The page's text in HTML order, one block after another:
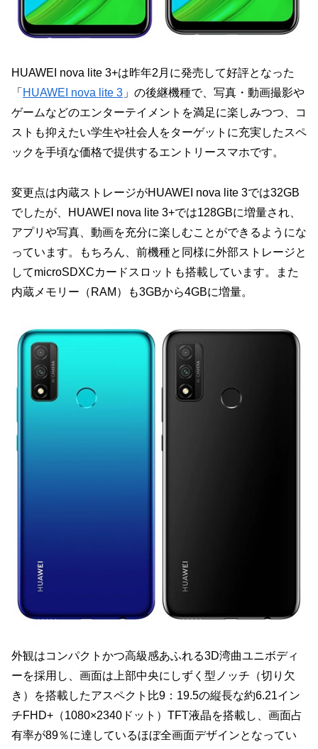
HUAWEI nova lite 3+は昨年2月に発売して好評となった
「 HUAWEI nova lite 3 」の後継機種で、写真・動画撮影や
ゲームなどのエンターテイメントを満足に楽しみつつ、コ
ストも抑えたい学生や社会人をターゲットに充実したスペ
ックを手頃な価格で提供するエントリースマホです。
変更点は内蔵ストレージがHUAWEI nova lite 3では32GB
でしたが、HUAWEI nova lite 3+では128GBに増量され、
アプリや写真、動画を充分に楽しむことができるようにな
っています。もちろん、前機種と同様に外部ストレージと
してmicroSDXCカードスロットも搭載しています。また
内蔵メモリー（RAM）も3GBから4GBに増量。
外観はコンパクトかつ高級感あふれる3D湾曲ユニボディ
ーを採用し、画面は上部中央にしずく型ノッチ（切り欠
き）を搭載したアスペクト比9：19.5の縦長な約6.21イン
チFHD+（1080×2340ドット）TFT液晶を搭載し、画面占
有率が89％に達しているほぼ全画面デザインとなってい